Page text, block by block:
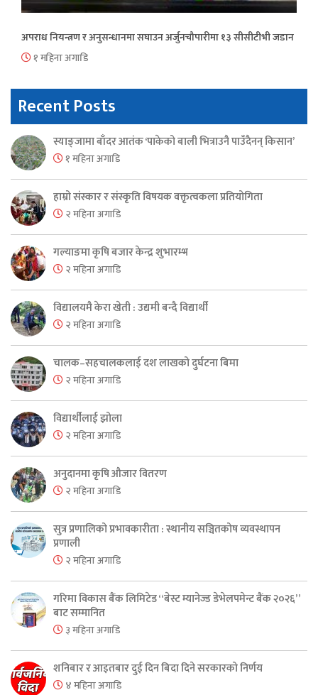
अपराध नियन्त्रण र अनुसन्धानमा सघाउन अर्जुनचौपारीमा १३ सीसीटीभी जडान
१ महिना अगाडि
Recent Posts
स्याङ्जामा बाँदर आतंक ‘पाकेको बाली भित्राउनै पाउँदैनन् किसान’
१ महिना अगाडि
हाम्रो संस्कार र संस्कृति विषयक वक्तृत्वकला प्रतियोगिता
२ महिना अगाडि
गल्याङमा कृषि बजार केन्द्र शुभारम्भ
२ महिना अगाडि
विद्यालयमै केरा खेती : उद्यमी बन्दै विद्यार्थी
२ महिना अगाडि
चालक–सहचालकलाई दश लाखको दुर्घटना बिमा
२ महिना अगाडि
विद्यार्थीलाई झोला
२ महिना अगाडि
अनुदानमा कृषि औजार वितरण
२ महिना अगाडि
सुत्र प्रणालिको प्रभावकारीता : स्थानीय सञ्चितकोष व्यवस्थापन
प्रणाली
२ महिना अगाडि
गरिमा विकास बैंक लिमिटेड “बेस्ट म्यानेज्ड डेभेलपमेन्ट बैंक २०२६”
बाट सम्मानित
३ महिना अगाडि
शनिबार र आइतबार दुई दिन बिदा दिने सरकारको निर्णय
४ महिना अगाडि